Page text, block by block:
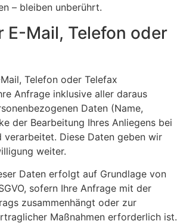
– bleiben unberührt.
E-Mail, Telefon oder
Telefon oder Telefax
Anfrage inklusive aller daraus
Daten (Name,
der Bearbeitung Ihres Anliegens bei
verarbeitet. Diese Daten geben wir
weiter.
Daten erfolgt auf Grundlage von
sofern Ihre Anfrage mit der
zusammenhängt oder zur
Maßnahmen erforderlich ist.